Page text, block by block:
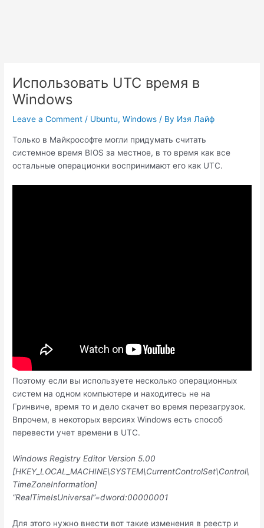
Использовать UTC время в
Windows
Leave a Comment / Ubuntu,Windows / By Изя Лайф
Только в Майкрософте могли придумать считать
системное время BIOS за местное, в то время как все
остальные операционки воспринимают его как UTC.
Поэтому если вы используете несколько операционных
систем на одном компьютере и находитесь не на
Гринвиче, время то и дело скачет во время перезагрузок.
Впрочем, в некоторых версиях Windows есть способ
перевести учет времени в UTC.
Windows Registry Editor Version 5.00
[HKEY_LOCAL_MACHINE\SYSTEM\CurrentControlSet\Control\
TimeZoneInformation]
“RealTimeIsUniversal”=dword:00000001
Для этого нужно внести вот такие изменения в реестр и